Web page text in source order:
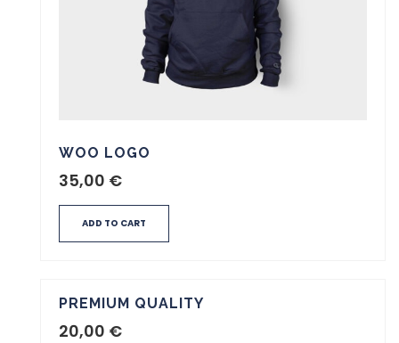
WOO LOGO
35,00 €
ADD TO CART
PREMIUM QUALITY
20,00 €